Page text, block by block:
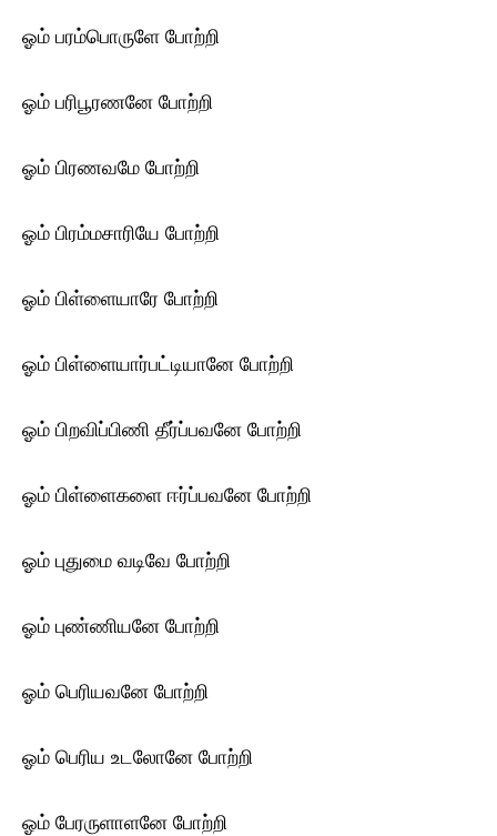
ஓம் பரம்பொருளே போற்றி
ஓம் பரிபூரணனே போற்றி
ஓம் பிரணவமே போற்றி
ஓம் பிரம்மசாரியே போற்றி
ஓம் பிள்ளையாரே போற்றி
ஓம் பிள்ளையார்பட்டியானே போற்றி
ஓம் பிறவிப்பிணி தீர்ப்பவனே போற்றி
ஓம் பிள்ளைகளை ஈர்ப்பவனே போற்றி
ஓம் புதுமை வடிவே போற்றி
ஓம் புண்ணியனே போற்றி
ஓம் பெரியவனே போற்றி
ஓம் பெரிய உடலோனே போற்றி
ஓம் பேரருளாளனே போற்றி